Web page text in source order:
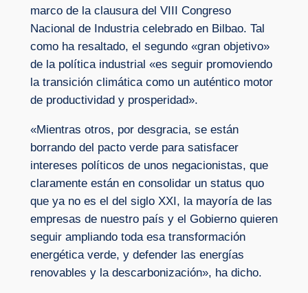
marco de la clausura del VIII Congreso
Nacional de Industria celebrado en Bilbao. Tal
como ha resaltado, el segundo «gran objetivo»
de la política industrial «es seguir promoviendo
la transición climática como un auténtico motor
de productividad y prosperidad».
«Mientras otros, por desgracia, se están
borrando del pacto verde para satisfacer
intereses políticos de unos negacionistas, que
claramente están en consolidar un status quo
que ya no es el del siglo XXI, la mayoría de las
empresas de nuestro país y el Gobierno quieren
seguir ampliando toda esa transformación
energética verde, y defender las energías
renovables y la descarbonización», ha dicho.